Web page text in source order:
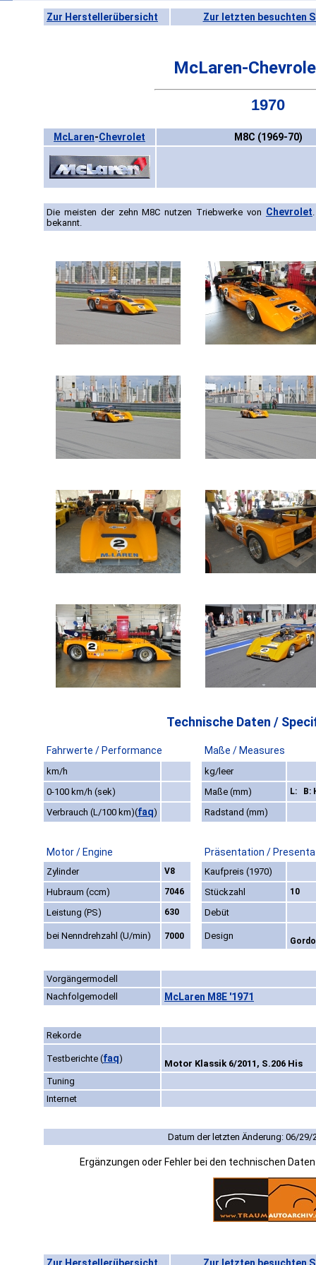
Zur Herstellerübersicht Zur letzten besuchten
McLaren-
1970
McLaren-Chevrolet M8C (1969-70)
Die meisten der zehn M8C nutzen Triebwerke von Chevrolet
bekannt.
Technische Daten /
Fahrwerte / Performance Maße / Measures
km/h
kg/leer
0-100 km/h (sek)
Maße (mm) L: B:
Verbrauch (L/100 km)(faq) Radstand (mm)
Motor / Engine Präsentation /
Zylinder V8
Kaufpreis (1970)
Hubraum (ccm)
7046 Stückzahl 10
Leistung (PS) 630 Debüt
bei Nenndrehzahl (U/min) 7000 Design
Vorgängermodell
Nachfolgemodell
McLaren M8E '1971
Rekorde
Testberichte (faq)
Motor Klassik 6/2011, S.206 His
Tuning
Internet
Datum der letzten Änderung: 06/29/
Ergänzungen oder Fehler bei den technischen